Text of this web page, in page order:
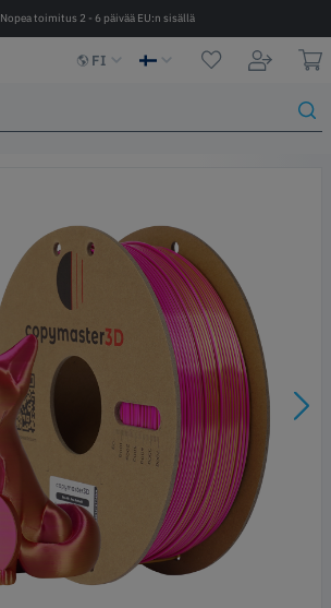
Nopea toimitus 2 - 6 päivää EU:n sisällä
FI